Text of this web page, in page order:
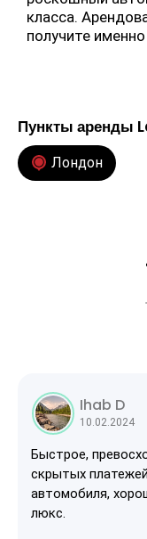
класса.
получите
Пункты аренды
Лондон
Ihab D
10.02.2024
Быстрое,
скрытых
автомобиля,
люкс.